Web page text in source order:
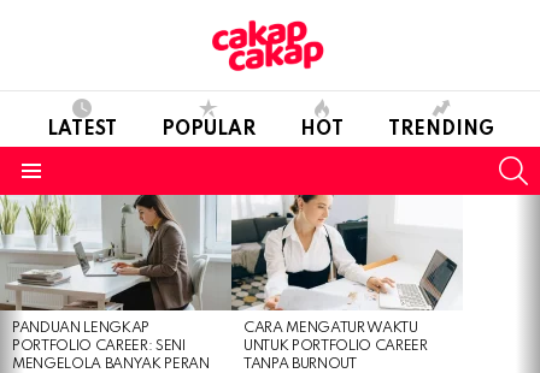
LATEST POPULAR HOT TRENDING
LATEST
STORIES
PANDUAN LENGKAP
PORTFOLIO CAREER: SENI
MENGELOLA BANYAK PERAN
CARA MENGATUR WAKTU
UNTUK PORTFOLIO CAREER
TANPA BURNOUT